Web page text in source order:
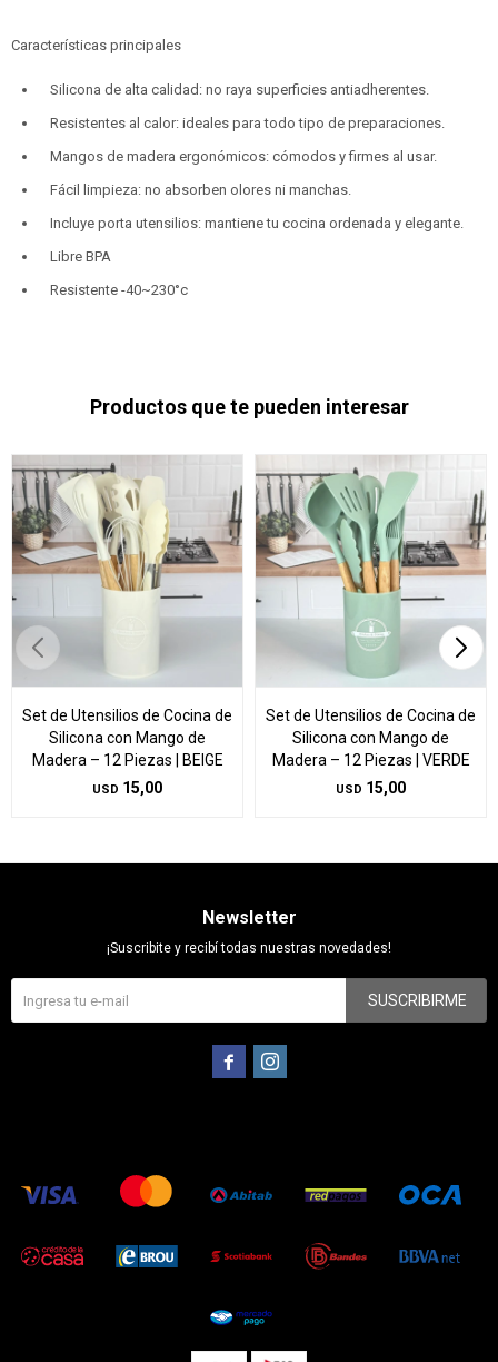
Características principales
Silicona de alta calidad: no raya superficies antiadherentes.
Resistentes al calor: ideales para todo tipo de preparaciones.
Mangos de madera ergonómicos: cómodos y firmes al usar.
Fácil limpieza: no absorben olores ni manchas.
Incluye porta utensilios: mantiene tu cocina ordenada y elegante.
Libre BPA
Resistente -40~230°c
Productos que te pueden interesar
Set de Utensilios de Cocina de
Silicona con Mango de
Madera – 12 Piezas | BEIGE
USD 15,00
Set de Utensilios de Cocina de
Silicona con Mango de
Madera – 12 Piezas | VERDE
USD 15,00
Newsletter
¡Suscribite y recibí todas nuestras novedades!
SUSCRIBIRME
 